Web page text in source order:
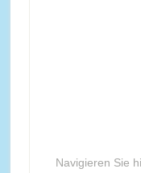
Navigieren Sie